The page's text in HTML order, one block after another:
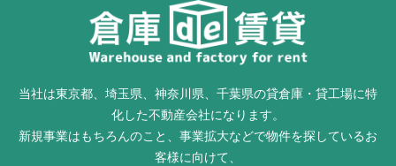
当社は東京都、埼玉県、神奈川県、千葉県の貸倉庫・貸工場に特
化した不動産会社になります。
新規事業はもちろんのこと、事業拡大などで物件を探しているお
客様に向けて、